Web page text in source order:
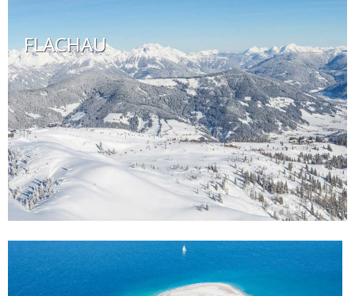
FLACHAU